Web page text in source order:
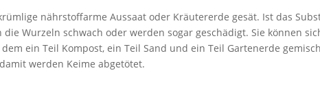
nährstoffarme Aussaat oder Kräutererde gesät. Ist das
Wurzeln schwach oder werden sogar geschädigt. Sie können
ein Teil Kompost, ein Teil Sand und ein Teil Gartenerde
werden Keime abgetötet.